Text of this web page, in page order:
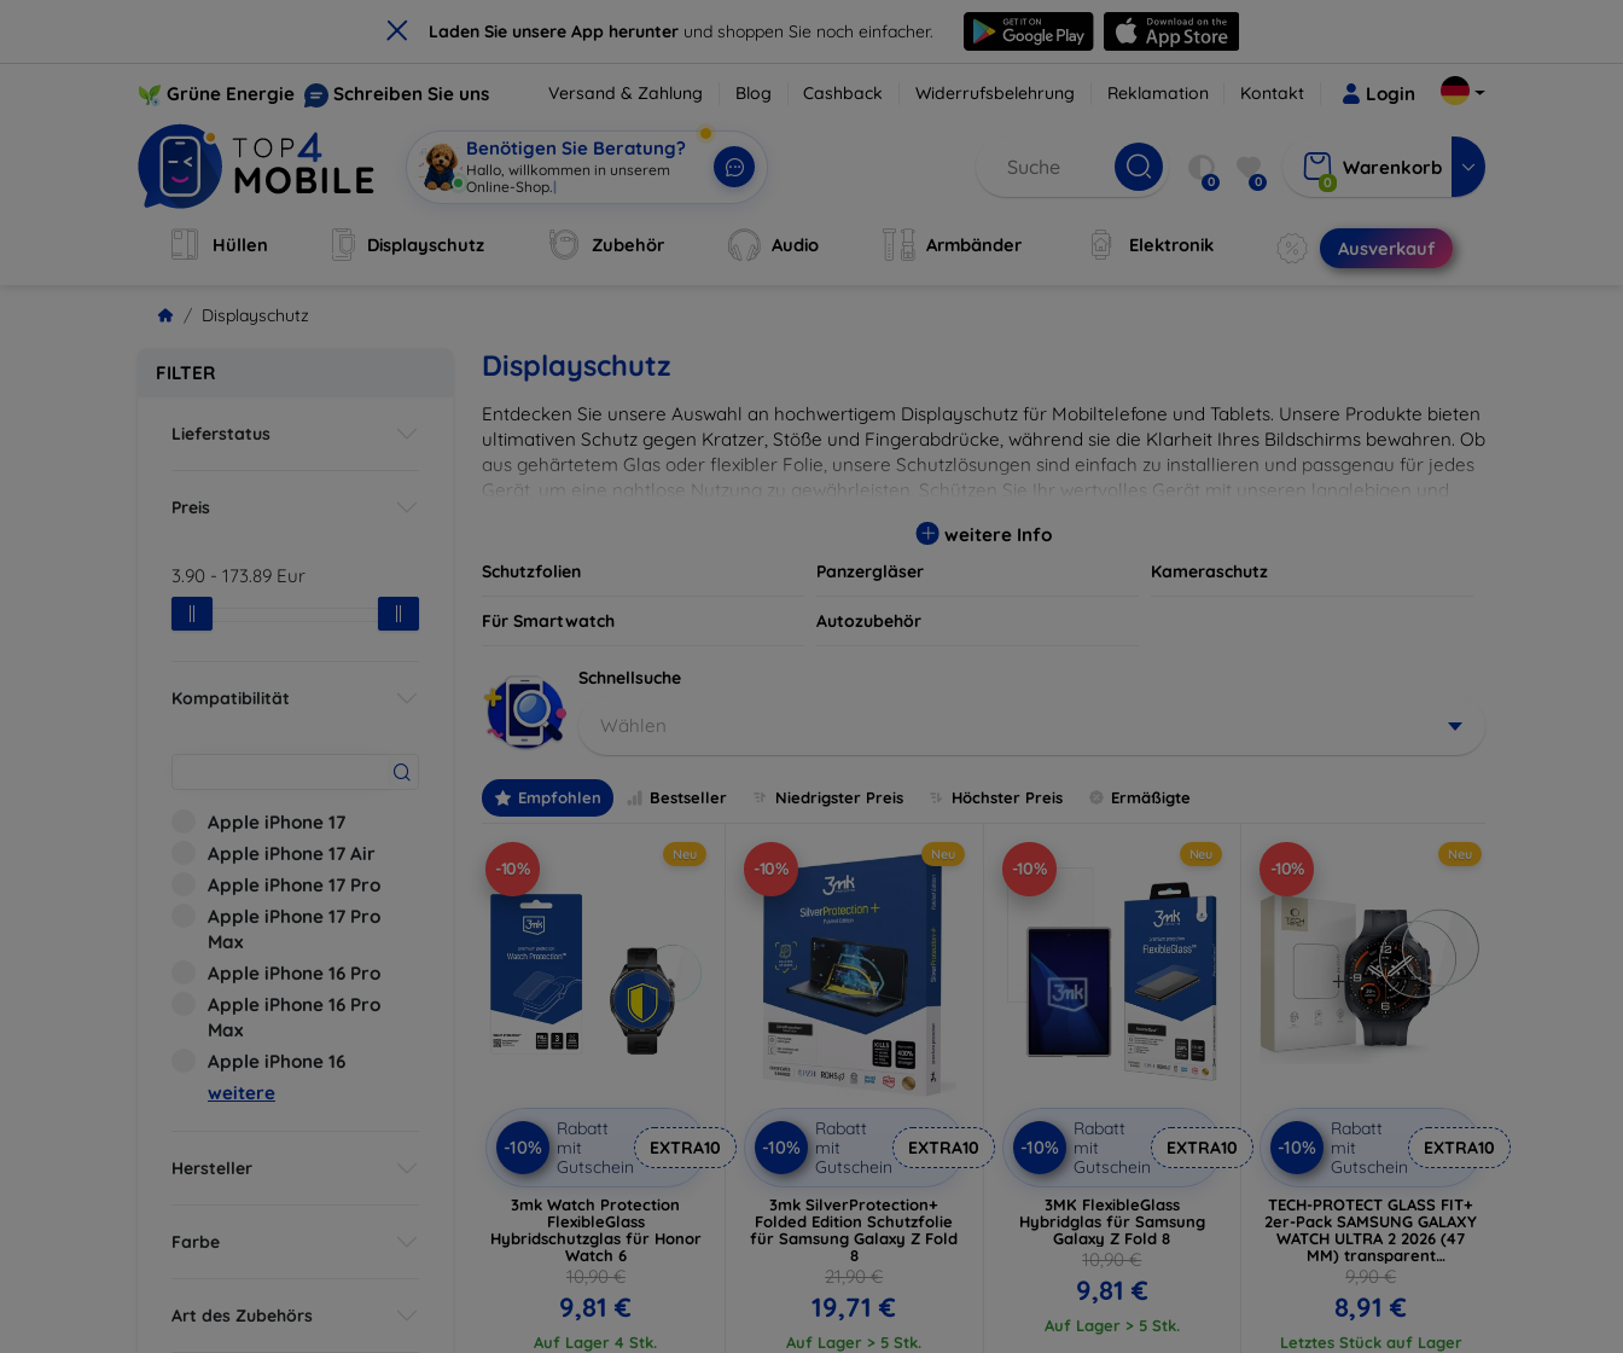
× Laden Sie unsere App herunter und shoppen Sie noch einfacher.
Grüne Energie Schreiben Sie uns Versand & Zahlung Blog Cashback Widerrufsbelehrung Reklamation Kontakt Login
Benötigen Sie Beratung?
| 0 0 0
Warenkorb
Hüllen Displayschutz Zubehör Audio Armbänder Elektronik Ausverkauf
Displayschutz
FILTER
Lieferstatus
Preis
3.90 - 173.89 Eur
Kompatibilität
Apple iPhone 17
Apple iPhone 17 Air
Apple iPhone 17 Pro
Apple iPhone 17 Pro
Max
Apple iPhone 16 Pro
Apple iPhone 16 Pro
Max
Apple iPhone 16
weitere
Hersteller
Farbe
Art des Zubehörs
Displayschutz
Entdecken Sie unsere Auswahl an hochwertigem Displayschutz für Mobiltelefone und Tablets. Unsere Produkte bieten
ultimativen Schutz gegen Kratzer, Stöße und Fingerabdrücke, während sie die Klarheit Ihres Bildschirms bewahren. Ob
aus gehärtetem Glas oder flexibler Folie, unsere Schutzlösungen sind einfach zu installieren und passgenau für jedes
Gerät, um eine nahtlose Nutzung zu gewährleisten. Schützen Sie Ihr wertvolles Gerät mit unseren langlebigen und
weitere Info
Schutzfolien Panzergläser Kameraschutz
Für Smartwatch Autozubehör
Schnellsuche
Wählen
Empfohlen Bestseller Niedrigster Preis Höchster Preis Ermäßigte
-10%
Neu
-10%
Rabatt
mit
Gutschein
EXTRA10
3mk Watch Protection
FlexibleGlass
Hybridschutzglas für Honor
Watch 6
10,90 €
9,81 €
Auf Lager 4 Stk.
-10%
Neu
-10%
Rabatt
mit
Gutschein
EXTRA10
3mk SilverProtection+
Folded Edition Schutzfolie
für Samsung Galaxy Z Fold
8
21,90 €
19,71 €
Auf Lager > 5 Stk.
-10%
Neu
-10%
Rabatt
mit
Gutschein
EXTRA10
3MK FlexibleGlass
Hybridglas für Samsung
Galaxy Z Fold 8
10,90 €
9,81 €
Auf Lager > 5 Stk.
-10%
Neu
-10%
Rabatt
mit
Gutschein
EXTRA10
TECH-PROTECT GLASS FIT+
2er-Pack SAMSUNG GALAXY
WATCH ULTRA 2 2026 (47
MM) transparent
(5906302324668)
9,90 €
8,91 €
Letztes Stück auf Lager